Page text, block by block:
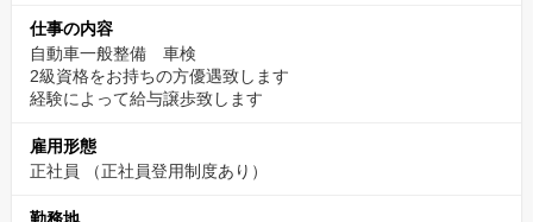
仕事の内容
自動車一般整備 車検
2級資格をお持ちの方優遇致します
経験によって給与譲歩致します
雇用形態
正社員 （正社員登用制度あり）